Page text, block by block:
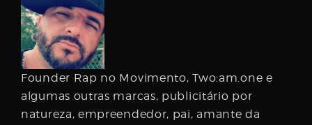
Founder Rap no Movimento, Two:am.one e
algumas outras marcas, publicitário por
natureza, empreendedor, pai, amante da